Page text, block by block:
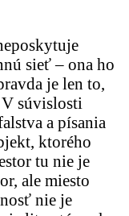
sieť – ona ho
je len to,
V súvislosti
a písania
ktorého
tu nie je
ale miesto
nie je